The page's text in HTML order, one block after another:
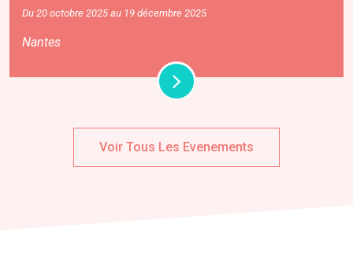
Du 20 octobre 2025 au 19 décembre 2025
Nantes
Voir Tous Les Evenements